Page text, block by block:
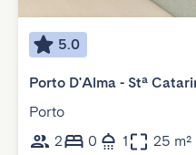
5.0
Porto D'Alma - Stª
Porto
2
0 1 25 m²